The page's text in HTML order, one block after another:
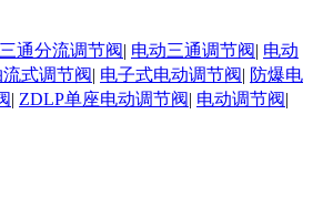
通分流调节阀| 电动三通调节阀| 电动
式调节阀| 电子式电动调节阀| 防爆电
| ZDLP单座电动调节阀| 电动调节阀|